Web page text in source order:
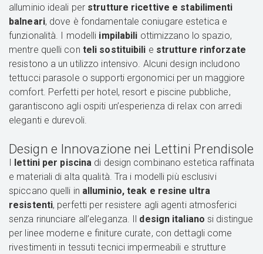
alluminio ideali per strutture ricettive e stabilimenti
balneari, dove è fondamentale coniugare estetica e
funzionalità. I modelli impilabili ottimizzano lo spazio,
mentre quelli con teli sostituibili e strutture rinforzate
resistono a un utilizzo intensivo. Alcuni design includono
tettucci parasole o supporti ergonomici per un maggiore
comfort. Perfetti per hotel, resort e piscine pubbliche,
garantiscono agli ospiti un’esperienza di relax con arredi
eleganti e durevoli.
Design e Innovazione nei Lettini Prendisole
lettini per piscina di design combinano estetica raffinata
e materiali di alta qualità. Tra i modelli più esclusivi
spiccano quelli in alluminio, teak e resine ultra
resistenti, perfetti per resistere agli agenti atmosferici
senza rinunciare all’eleganza. Il design italiano si distingue
per linee moderne e finiture curate, con dettagli come
rivestimenti in tessuti tecnici impermeabili e strutture